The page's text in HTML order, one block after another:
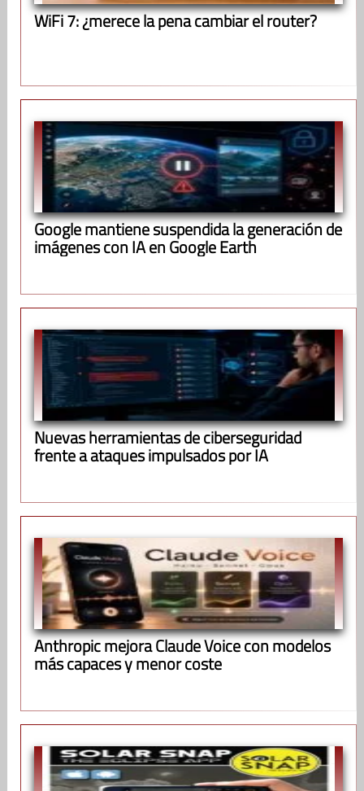
WiFi 7: ¿merece la pena cambiar el router?
Google mantiene suspendida la generación de
imágenes con IA en Google Earth
Nuevas herramientas de ciberseguridad
frente a ataques impulsados por IA
Anthropic mejora Claude Voice con modelos
más capaces y menor coste